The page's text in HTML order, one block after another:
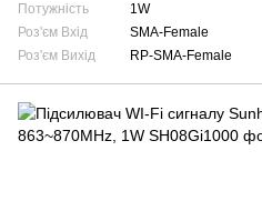
Потужність
1W
Роз'єм Вхід
SMA-Female
Роз'єм Вихід
RP-SMA-Female